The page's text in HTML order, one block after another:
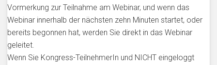
Vormerkung zur Teilnahme am Webinar, und wenn das
Webinar innerhalb der nächsten zehn Minuten startet, oder
bereits begonnen hat, werden Sie direkt in das Webinar
geleitet.
Wenn Sie Kongress-TeilnehmerIn und NICHT eingeloggt